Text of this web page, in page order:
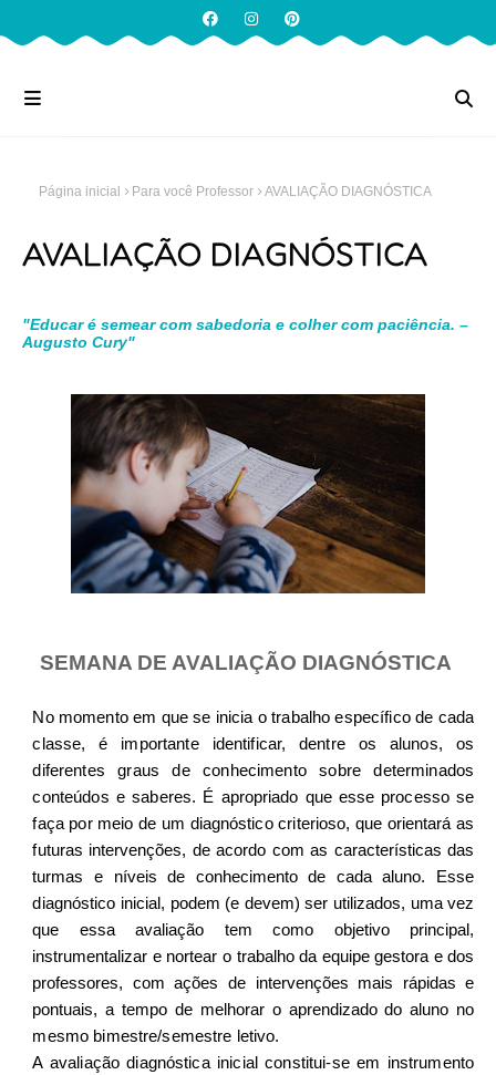
Página inicial Para você Professor AVALIAÇÃO DIAGNÓSTICA
AVALIAÇÃO DIAGNÓSTICA
"Educar é semear com sabedoria e colher com paciência. –
Augusto Cury"
SEMANA DE AVALIAÇÃO DIAGNÓSTICA
No momento em que se inicia o trabalho específico de cada
classe, é importante identificar, dentre os alunos, os
diferentes graus de conhecimento sobre determinados
conteúdos e saberes. É apropriado que esse processo se
faça por meio de um diagnóstico criterioso, que orientará as
futuras intervenções, de acordo com as características das
turmas e níveis de conhecimento de cada aluno.
Esse
diagnóstico inicial, podem (e devem) ser utilizados, uma vez
que essa avaliação tem como objetivo principal,
instrumentalizar e nortear o trabalho da equipe gestora e dos
professores, comações de intervenções mais rápidas e
pontuais, a tempo de melhorar o aprendizado do aluno no
mesmo bimestre/semestre letivo.
A avaliação diagnóstica inicial constitui-se em instrumento